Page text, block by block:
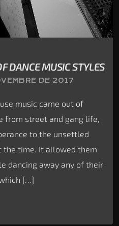
DANCE MUSIC STYLES
DE 2017
music came out of
from street and gang life,
to the unsettled
the time. It allowed them
dancing away any of their
[…]